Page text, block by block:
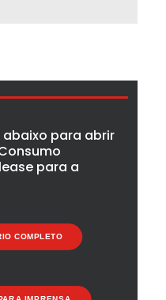
abaixo para abrir
onsumo
ease para a
COMPLETO